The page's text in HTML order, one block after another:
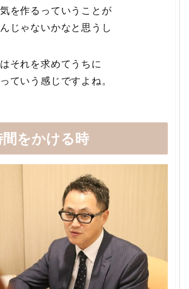
を作るっていうことが
じゃないかなと思うし
それを求めてうちに
ていう感じですよね。
をかける時